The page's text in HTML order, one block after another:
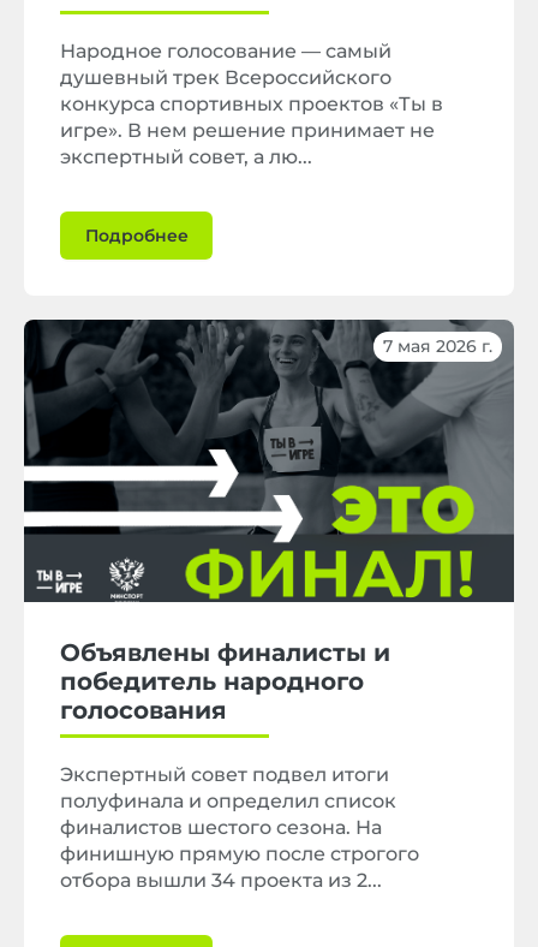
Народное голосование — самый
душевный трек Всероссийского
конкурса спортивных проектов «Ты в
игре». В нем решение принимает не
экспертный совет, а лю...
Подробнее
7 мая 2026 г.
Объявлены финалисты и
победитель народного
голосования
Экспертный совет подвел итоги
полуфинала и определил список
финалистов шестого сезона. На
финишную прямую после строгого
отбора вышли 34 проекта из 2...